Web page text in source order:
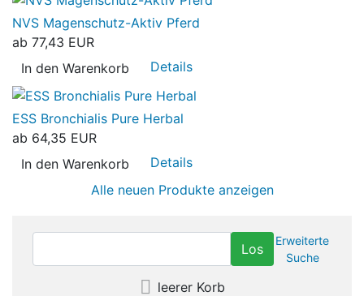
NVS Magenschutz-Aktiv Pferd
ab 77,43 EUR
In den Warenkorb
Details
ESS Bronchialis Pure Herbal
ab 64,35 EUR
In den Warenkorb
Details
Alle neuen Produkte anzeigen
Erweiterte
Suche
leerer Korb